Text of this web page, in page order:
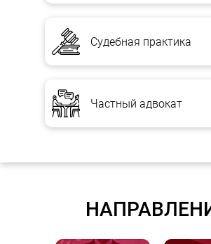
Судебная практика
Частный адвокат